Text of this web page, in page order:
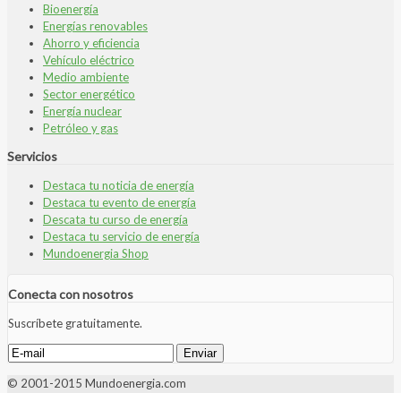
Bioenergía
Energías renovables
Ahorro y eficiencia
Vehículo eléctrico
Medio ambiente
Sector energético
Energía nuclear
Petróleo y gas
Servicios
Destaca tu noticia de energía
Destaca tu evento de energía
Descata tu curso de energía
Destaca tu servicio de energía
Mundoenergia Shop
Conecta con nosotros
Suscríbete gratuitamente.
© 2001-2015 Mundoenergia.com